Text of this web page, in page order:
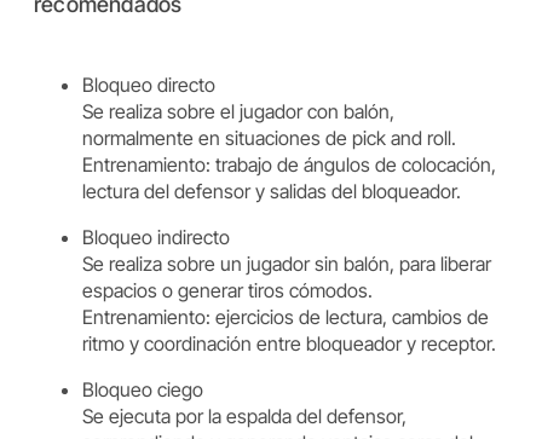
Bloqueo directo
Se realiza sobre el jugador con balón,
normalmente en situaciones de pick and roll.
Entrenamiento: trabajo de ángulos de colocación,
lectura del defensor y salidas del bloqueador.
Bloqueo indirecto
Se realiza sobre un jugador sin balón, para liberar
espacios o generar tiros cómodos.
Entrenamiento: ejercicios de lectura, cambios de
ritmo y coordinación entre bloqueador y receptor.
Bloqueo ciego
Se ejecuta por la espalda del defensor,